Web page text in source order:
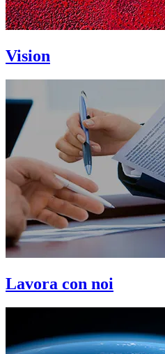
Vision
Lavora con noi